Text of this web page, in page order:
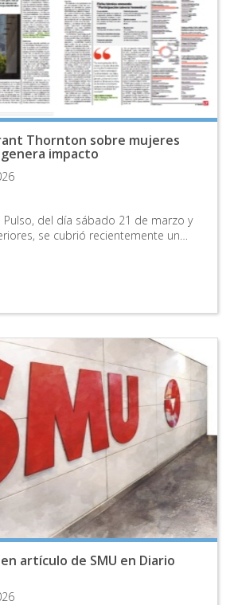
Thornton sobre mujeres
impacto
del día sábado 21 de marzo y
se cubrió recientemente un…
en artículo de SMU en Diario